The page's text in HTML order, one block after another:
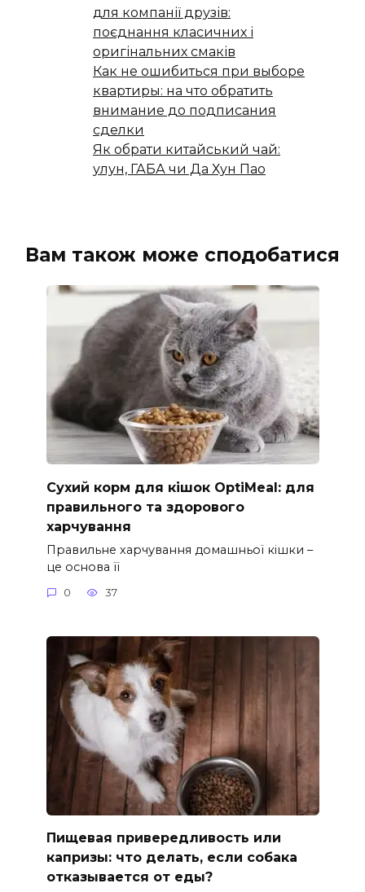
для компанії друзів:
поєднання класичних і
оригінальних смаків
Как не ошибиться при выборе
квартиры: на что обратить
внимание до подписания
сделки
Як обрати китайський чай:
улун, ГАБА чи Да Хун Пао
Вам також може сподобатися
Сухий корм для кішок OptiMeal: для
правильного та здорового
харчування
Правильне харчування домашньої кішки –
це основа її
0 37
Пищевая привередливость или
капризы: что делать, если собака
отказывается от еды?